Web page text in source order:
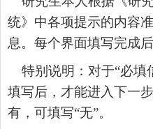
统》中各项提示的内容
息。每个界面填写完成
特别说明：对于“必填
填写后，才能进入下一
有，可填写“无”。